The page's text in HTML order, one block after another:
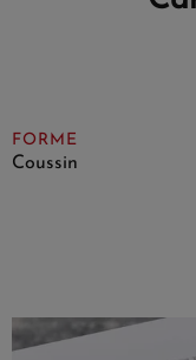
FORME
Coussin